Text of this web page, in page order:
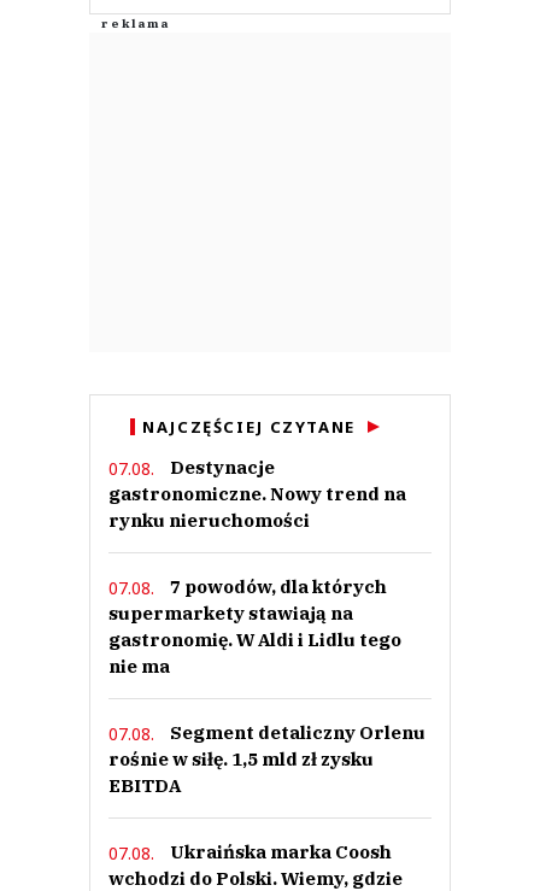
NAJCZĘŚCIEJ CZYTANE
07.08.
Destynacje
gastronomiczne. Nowy trend na
rynku nieruchomości
07.08.
7 powodów, dla których
supermarkety stawiają na
gastronomię. W Aldi i Lidlu tego
nie ma
07.08.
Segment detaliczny Orlenu
rośnie w siłę. 1,5 mld zł zysku
EBITDA
07.08.
Ukraińska marka Coosh
wchodzi do Polski. Wiemy, gdzie